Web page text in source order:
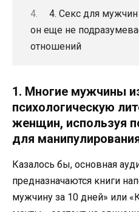
4. Секс для мужчин
он еще не
отношений
1. Многие мужчины
психологическую
женщин, используя
для
Казалось бы, основная
предназначаются книги
мужчину за 10 дней» или